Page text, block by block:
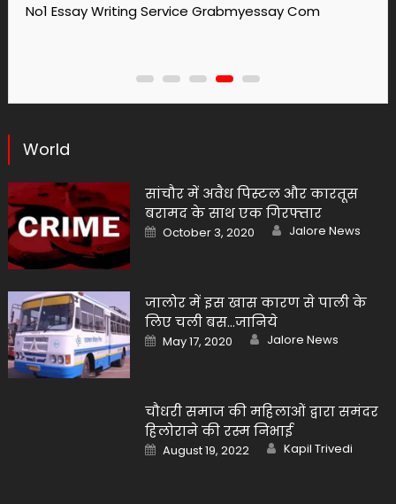
No1 Essay Writing Service Grabmyessay Com
World
सांचौर में अवैध पिस्टल और कारतूस
बरामद के साथ एक गिरफ्तार
Posted
on
October 3, 2020 Author
Jalore News
जालोर में इस खास कारण से पाली के
लिए चली बस…जानिये
Posted
on
May 17, 2020 Author
Jalore News
चौधरी समाज की महिलाओं द्वारा समंदर
हिलोराने की रस्म निभाई
Posted
on
August 19, 2022 Author
Kapil Trivedi